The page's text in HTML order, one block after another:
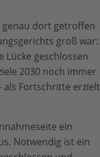
genau dort getroffen
groß war:
Lücke geschlossen
2030 noch immer
als Fortschritte erzielt
ein
Notwendig ist ein